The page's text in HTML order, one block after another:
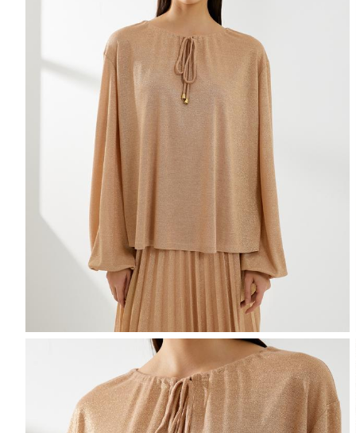
Puteți ajunge la
Selecteaza țara
Selectează mărimea
Informațiile despre starea
Tabel de mărimi